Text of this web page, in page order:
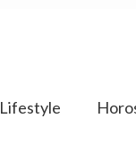
Lifestyle